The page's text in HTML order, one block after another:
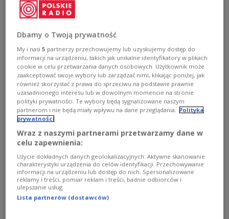
Prokuratura zabezpieczyła majątek Zbigniewa Ziobry w śledztwie w
sprawie Funduszu Sprawiedliwości Marysia Zawada/REPORTER
Die Staatsanwaltschaft hat im
Ermittlungsverfahren zum Justizfonds
Vermögenswerte des ehemaligen Justizministers
Zbigniew Ziobro gesichert. Dazu gehören
Zwangshypotheken auf seine Immobilien sowie die
Beschlagnahmung von Mitteln auf seinem
Bankkonto.
Dbamy o Twoją prywatność
My i nasi5 partnerzy przechowujemy lub uzyskujemy dostęp do
informacji na urządzeniu, takich jak unikalne identyfikatory w plikach
cookie w celu przetwarzania danych osobowych. Użytkownik może
zaakceptować swoje wybory lub zarządzać nimi, klikając poniżej, jak
również skorzystać z prawa do sprzeciwu na podstawie prawnie
uzasadnionego interesu lub w dowolnym momencie na stronie
polityki prywatności. Te wybory będą sygnalizowane naszym
partnerom i nie będą miały wpływu na dane przeglądania. Polityka
prywatności
Wraz z naszymi partnerami przetwarzamy dane w
celu zapewnienia:
Użycie dokładnych danych geolokalizacyjnych. Aktywne skanowanie
charakterystyki urządzenia do celów identyfikacji. Przechowywanie
informacji na urządzeniu lub dostęp do nich. Spersonalizowane
reklamy i treści, pomiar reklam i treści, badnie odbiorców i
ulepszanie usług.
Lista partnerów (dostawców)